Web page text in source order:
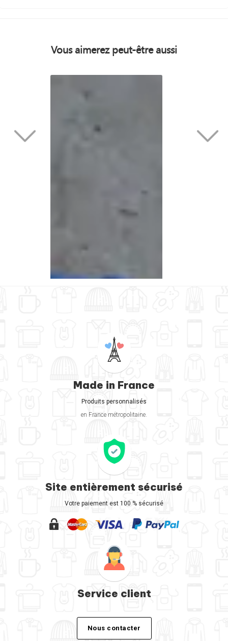
Vous aimerez peut-être aussi
Made in France
Produits personnalisés
en France métropolitaine.
Site entièrement sécurisé
Votre paiement est 100 % sécurisé
Service client
Nous contacter